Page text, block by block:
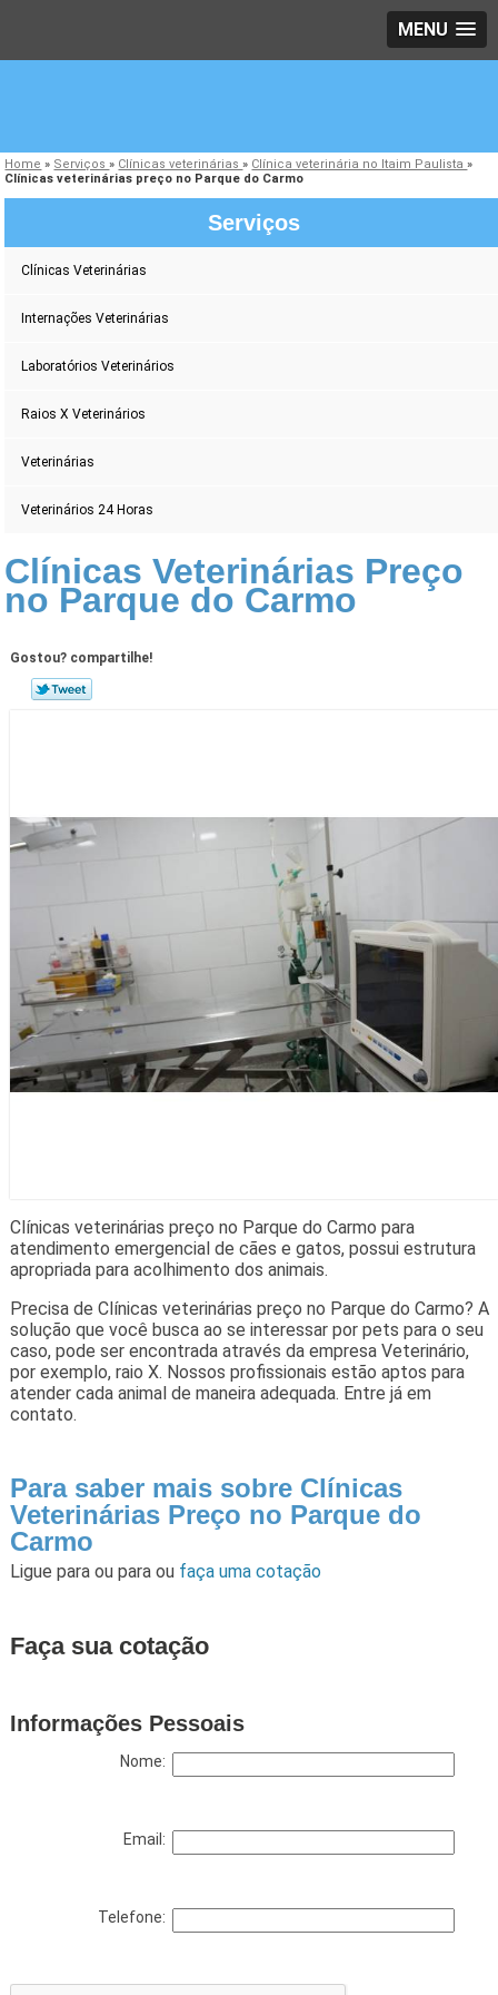
MENU
Home » Serviços» Clínicas veterinárias» Clínica veterinária no Itaim Paulista»
Clínicas veterinárias preço no Parque do Carmo
Serviços
Clínicas Veterinárias
Internações Veterinárias
Laboratórios Veterinários
Raios X Veterinários
Veterinárias
Veterinários 24 Horas
Clínicas Veterinárias Preço
no Parque do Carmo
Gostou? compartilhe!
Clínicas veterinárias preço no Parque do Carmo para
atendimento emergencial de cães e gatos, possui estrutura
apropriada para acolhimento dos animais.
Precisa de Clínicas veterinárias preço no Parque do Carmo? A
solução que você busca ao se interessar por pets para o seu
caso, pode ser encontrada através da empresa Veterinário,
por exemplo, raio X. Nossos profissionais estão aptos para
atender cada animal de maneira adequada. Entre já em
contato.
Para saber mais sobre Clínicas
Veterinárias Preço no Parque do
Carmo
Ligue para ou para ou faça uma cotação
Faça sua cotação
Informações Pessoais
Nome:
Email:
Telefone: